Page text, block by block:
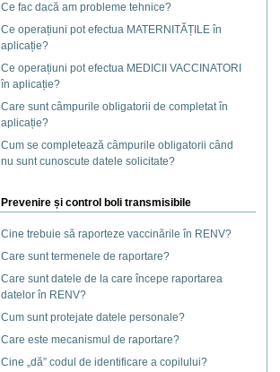
Ce fac dacă am probleme tehnice?
Ce operațiuni pot efectua MATERNITĂȚILE în
aplicație?
Ce operațiuni pot efectua MEDICII VACCINATORI
în aplicație?
Care sunt câmpurile obligatorii de completat în
aplicație?
Cum se completează câmpurile obligatorii când
nu sunt cunoscute datele solicitate?
Prevenire și control boli transmisibile
Cine trebuie să raporteze vaccinările în RENV?
Care sunt termenele de raportare?
Care sunt datele de la care începe raportarea
datelor în RENV?
Cum sunt protejate datele personale?
Care este mecanismul de raportare?
Cine „dă” codul de identificare a copilului?